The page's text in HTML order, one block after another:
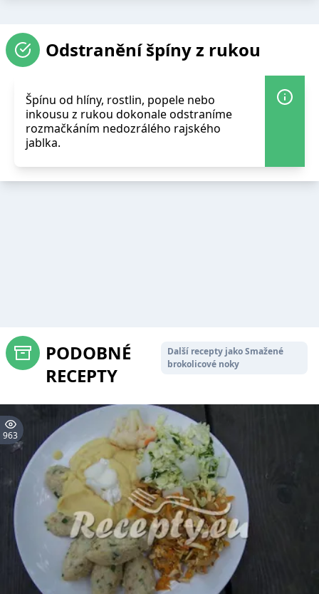
Odstranění špíny z rukou
Špínu od hlíny, rostlin, popele nebo
inkousu z rukou dokonale odstraníme
rozmačkáním nedozrálého rajského
jablka.
PODOBNÉ
RECEPTY
Další recepty jako Smažené
brokolicové noky
963